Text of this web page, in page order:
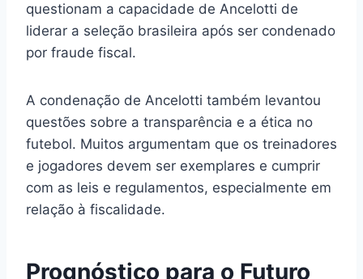
questionam a capacidade de Ancelotti de
liderar a seleção brasileira após ser condenado
por fraude fiscal.
A condenação de Ancelotti também levantou
questões sobre a transparência e a ética no
futebol. Muitos argumentam que os treinadores
e jogadores devem ser exemplares e cumprir
com as leis e regulamentos, especialmente em
relação à fiscalidade.
Prognóstico para o Futuro